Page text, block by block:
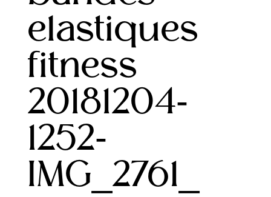
elastiques
fitness
20181204-
1252-
IMG_2761_